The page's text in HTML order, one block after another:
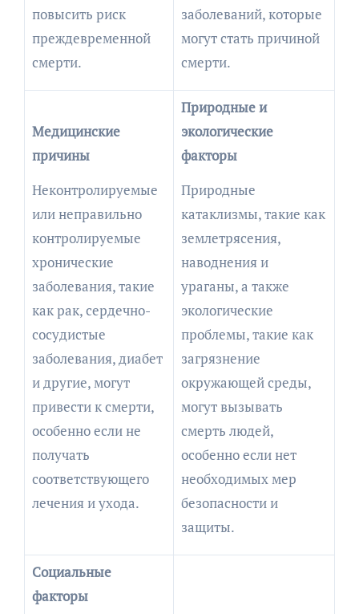
повысить риск
преждевременной
смерти.
заболеваний, которые
могут стать причиной
смерти.
Медицинские
причины
Неконтролируемые
или неправильно
контролируемые
хронические
заболевания, такие
как рак, сердечно-
сосудистые
заболевания, диабет
и другие, могут
привести к смерти,
особенно если не
получать
соответствующего
лечения и ухода.
Природные и
экологические
факторы
Природные
катаклизмы, такие как
землетрясения,
наводнения и
ураганы, а также
экологические
проблемы, такие как
загрязнение
окружающей среды,
могут вызывать
смерть людей,
особенно если нет
необходимых мер
безопасности и
защиты.
Социальные
факторы